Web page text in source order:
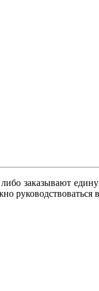
заказывают